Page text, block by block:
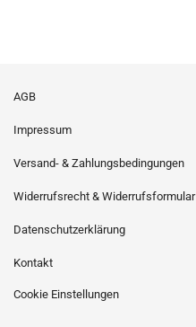
AGB
Impressum
Versand- & Zahlungsbedingungen
Widerrufsrecht & Widerrufsformular
Datenschutzerklärung
Kontakt
Cookie Einstellungen